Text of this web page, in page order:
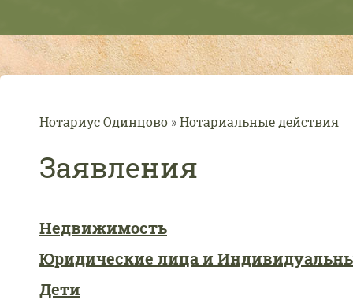
Вы здесь
Нотариус Одинцово » Нотариальные действия
Заявления
Недвижимость
Юридические лица и
Дети